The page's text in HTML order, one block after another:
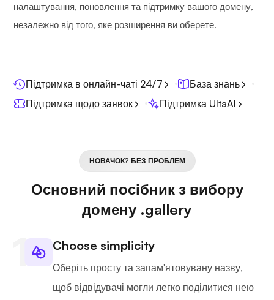
налаштування, поновлення та підтримку вашого домену,
незалежно від того, яке розширення ви оберете.
Підтримка в онлайн-чаті 24/7
База знань
Підтримка щодо заявок
Підтримка UltaAI
НОВАЧОК? БЕЗ ПРОБЛЕМ
Основний посібник з вибору
домену .gallery
Choose simplicity
Оберіть просту та запам'ятовувану назву,
щоб відвідувачі могли легко поділитися нею